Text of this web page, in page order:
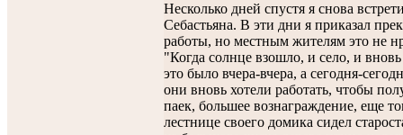
Несколько дней спустя я снова
Себастьяна. В эти дни я приказал
работы, но местным жителям это не
"Когда солнце взошло, и село, и
это было вчера-вчера, а сегодня-
они вновь хотели работать, чтобы
паек, большее вознаграждение, еще
лестнице своего домика сидел